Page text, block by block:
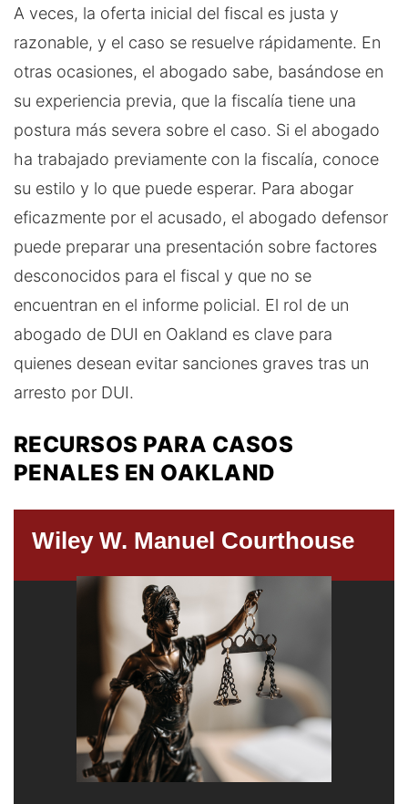
A veces, la oferta inicial del fiscal es justa y
razonable, y el caso se resuelve rápidamente. En
otras ocasiones, el abogado sabe, basándose en
su experiencia previa, que la fiscalía tiene una
postura más severa sobre el caso. Si el abogado
ha trabajado previamente con la fiscalía, conoce
su estilo y lo que puede esperar. Para abogar
eficazmente por el acusado, el abogado defensor
puede preparar una presentación sobre factores
desconocidos para el fiscal y que no se
encuentran en el informe policial. El rol de un
abogado de DUI en Oakland es clave para
quienes desean evitar sanciones graves tras un
arresto por DUI.
RECURSOS PARA CASOS
PENALES EN OAKLAND
Wiley W. Manuel Courthouse